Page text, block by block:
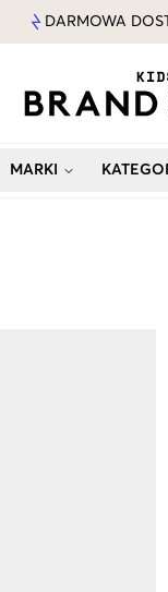
DARMOWA
MARKI